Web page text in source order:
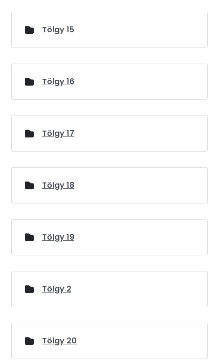
Tölgy 15
Tölgy 16
Tölgy 17
Tölgy 18
Tölgy 19
Tölgy 2
Tölgy 20